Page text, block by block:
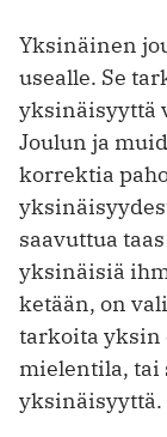
Yksinäinen
usealle. Se
yksinäisyyttä
Joulun ja
korrektia
saavuttua
yksinäisiä
ketään, on
tarkoita yksin
mielentila, tai
yksinäisyyttä.